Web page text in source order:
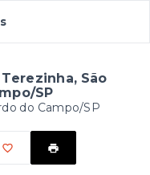
São
SP
do Campo/SP